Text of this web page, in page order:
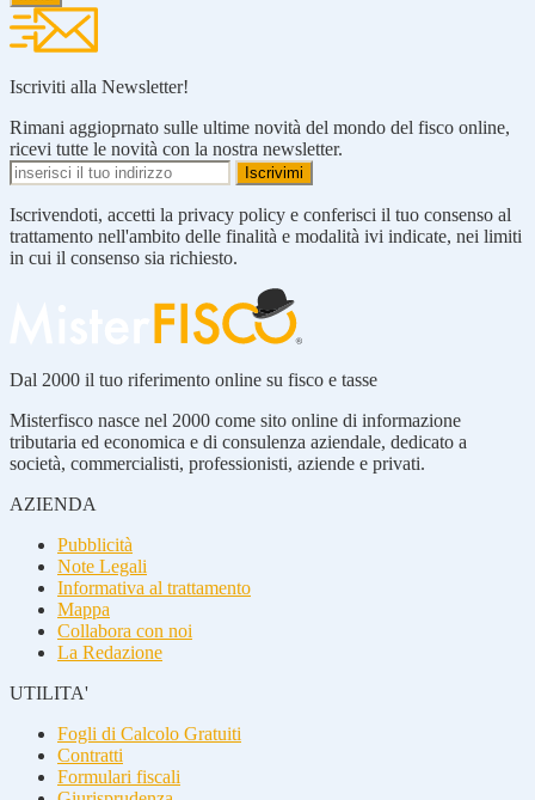
Iscriviti alla Newsletter!
Rimani aggioprnato sulle ultime novità del mondo del fisco online,
ricevi tutte le novità con la nostra newsletter.
Iscrivendoti, accetti la privacy policy e conferisci il tuo consenso al
trattamento nell'ambito delle finalità e modalità ivi indicate, nei limiti
in cui il consenso sia richiesto.
Dal 2000 il tuo riferimento online su fisco e tasse
Misterfisco nasce nel 2000 come sito online di informazione
tributaria ed economica e di consulenza aziendale, dedicato a
società, commercialisti, professionisti, aziende e privati.
AZIENDA
Pubblicità
Note Legali
Informativa al trattamento
Mappa
Collabora con noi
La Redazione
UTILITA'
Fogli di Calcolo Gratuiti
Contratti
Formulari fiscali